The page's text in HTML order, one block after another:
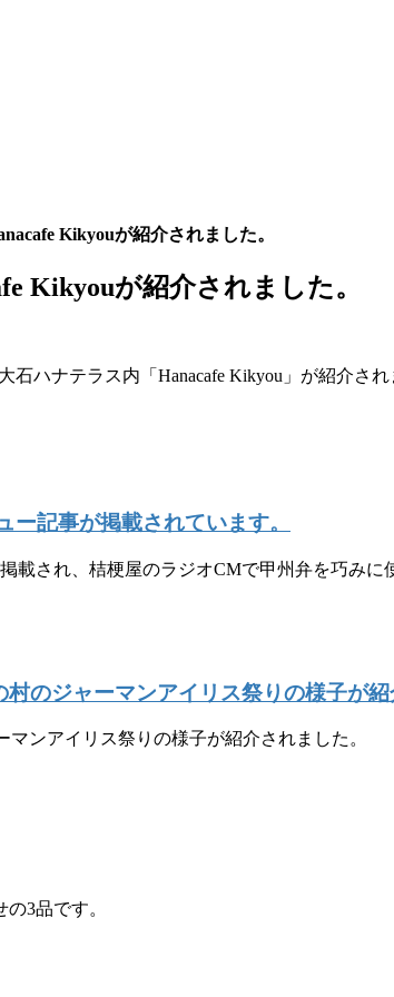
Kikyouが紹介されました。
Kikyouが紹介されました。
ハナテラス内「Hanacafe Kikyou」が紹介され
記事が掲載されています。
載され、桔梗屋のラジオCMで甲州弁を巧み
のジャーマンアイリス祭りの様子が紹
ンアイリス祭りの様子が紹介されました。
3品です。